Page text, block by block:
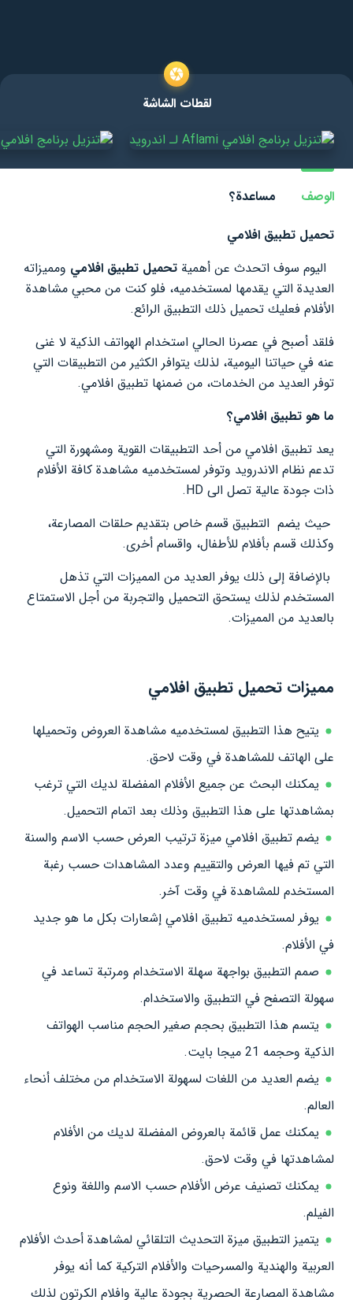
لقطات الشاشة
الوصف
مساعدة؟
تحميل تطبيق افلامي
اليوم سوف اتحدث عن أهمية تحميل تطبيق افلامي ومميزاته
العديدة التي يقدمها لمستخدميه، فلو كنت من محبي مشاهدة
الأفلام فعليك تحميل ذلك التطبيق الرائع.
فلقد أصبح في عصرنا الحالي استخدام الهواتف الذكية لا غنى
عنه في حياتنا اليومية، لذلك يتوافر الكثير من التطبيقات التي
توفر العديد من الخدمات، من ضمنها تطبيق افلامي.
ما هو تطبيق افلامي؟
يعد تطبيق افلامي من أحد التطبيقات القوية ومشهورة التي
تدعم نظام الاندرويد وتوفر لمستخدميه مشاهدة كافة الأفلام
ذات جودة عالية تصل الى HD.
حيث يضم التطبيق قسم خاص بتقديم حلقات المصارعة،
وكذلك قسم بأفلام للأطفال، واقسام أخرى.
بالإضافة إلى ذلك يوفر العديد من المميزات التي تذهل
المستخدم لذلك يستحق التحميل والتجربة من أجل الاستمتاع
بالعديد من المميزات.
مميزات تحميل تطبيق افلامي
يتيح هذا التطبيق لمستخدميه مشاهدة العروض وتحميلها
على الهاتف للمشاهدة في وقت لاحق.
يمكنك البحث عن جميع الأفلام المفضلة لديك التي ترغب
بمشاهدتها على هذا التطبيق وذلك بعد اتمام التحميل.
يضم تطبيق افلامي ميزة ترتيب العرض حسب الاسم والسنة
التي تم فيها العرض والتقييم وعدد المشاهدات حسب رغبة
المستخدم للمشاهدة في وقت آخر.
يوفر لمستخدميه تطبيق افلامي إشعارات بكل ما هو جديد
في الأفلام.
صمم التطبيق بواجهة سهلة الاستخدام ومرتبة تساعد في
سهولة التصفح في التطبيق والاستخدام.
يتسم هذا التطبيق بحجم صغير الحجم مناسب الهواتف
الذكية وحجمه 21 ميجا بايت.
يضم العديد من اللغات لسهولة الاستخدام من مختلف أنحاء
العالم.
يمكنك عمل قائمة بالعروض المفضلة لديك من الأفلام
لمشاهدتها في وقت لاحق.
يمكنك تصنيف عرض الأفلام حسب الاسم واللغة ونوع
الفيلم.
يتميز التطبيق ميزة التحديث التلقائي لمشاهدة أحدث الأفلام
العربية والهندية والمسرحيات والأفلام التركية كما أنه يوفر
مشاهدة المصارعة الحصرية بجودة عالية وافلام الكرتون لذلك